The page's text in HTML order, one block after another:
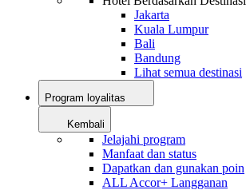
Jakarta
Kuala Lumpur
Bali
Bandung
Lihat semua destinasi
Program loyalitas
Kembali
Jelajahi program
Manfaat dan status
Dapatkan dan gunakan poin
ALL Accor+ Langganan